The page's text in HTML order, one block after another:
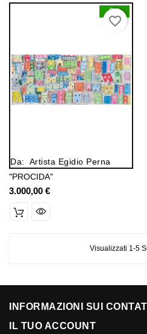
0
Da:
Artista Egidio Perna
"PROCIDA"
3.000,00 €Prezzo
favorite_border
Visualizzati 1-5
INFORMAZIONI SUI
IL TUO ACCOUNT